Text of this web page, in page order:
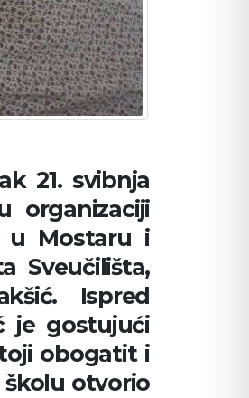
21. svibnja
organizaciji
u Mostaru i
Sveučilišta,
Ispred
je gostujući
obogatit i
otvorio